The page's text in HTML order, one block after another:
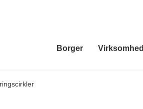
Borger Virksomhed